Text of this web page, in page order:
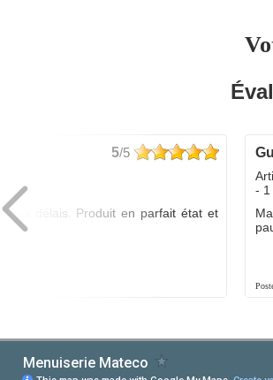
5/5
les délais. Produit en parfait état et
- 1